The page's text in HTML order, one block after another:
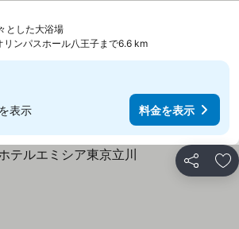
とした大浴場
リンパスホール八王子まで6.6 km
表示 料金を表示
シェア お